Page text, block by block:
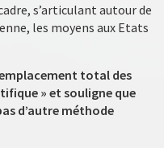
s’articulant autour de
les moyens aux Etats
total des
» et souligne que
d’autre méthode